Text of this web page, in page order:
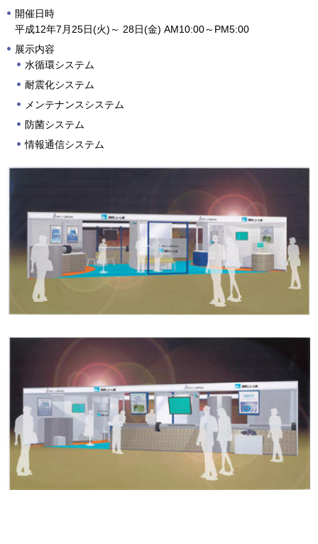
開催日時
平成12年7月25日(火)～ 28日(金) AM10:00～PM5:00
展示内容
水循環システム
耐震化システム
メンテナンスシステム
防菌システム
情報通信システム